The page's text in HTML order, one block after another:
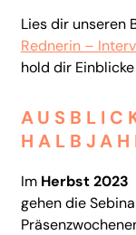
Lies dir unseren
Rednerin –
hold dir
Im Herbst 2023
gehen die